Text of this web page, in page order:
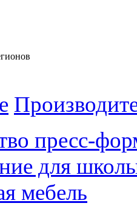
пресс-
для
мебель